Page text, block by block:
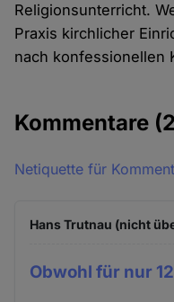
Religionsunterricht.
Praxis kirchlicher
nach konfessionellen
Kommentare
Netiquette für
Hans Trutnau (nicht
Obwohl für nur